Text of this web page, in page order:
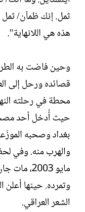
ثمل. إنك ظمآن/ ثمل
هذه هي اللانهاية".
وحين فاضت به
قصائده ورحل إلى
محطة في رحلته
حيث أُدخل أحد
بغداد وصحبه
والهرب منه. وفي
مايو
وتمرده. حينها
الشعر العراقي.